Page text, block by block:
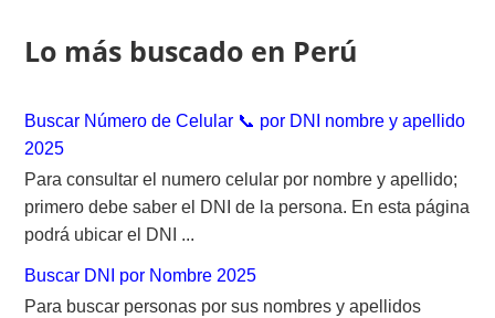
Lo más buscado en Perú
Buscar Número de Celular 📞 por DNI nombre y apellido
2025
Para consultar el numero celular por nombre y apellido;
primero debe saber el DNI de la persona. En esta página
podrá ubicar el DNI ...
Buscar DNI por Nombre 2025
Para buscar personas por sus nombres y apellidos